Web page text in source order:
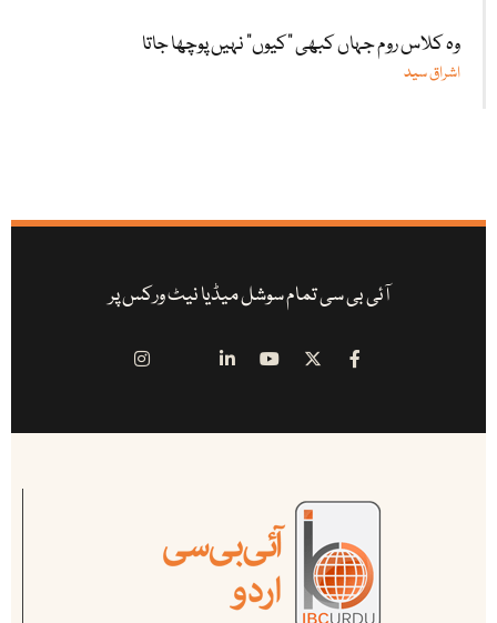
وہ کلاس روم جہاں کبھی "کیوں” نہیں پوچھا جاتا
اشراق سید
آئی بی سی تمام سوشل میڈیا نیٹ ورکس پر